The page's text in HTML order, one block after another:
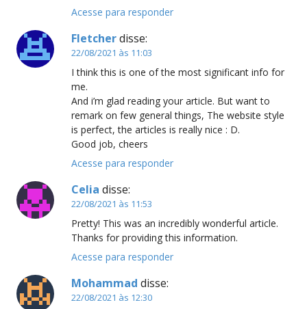
Acesse para responder
Fletcherdisse:
22/08/2021 às 11:03
I think this is one of the most significant info for
me.
And i’m glad reading your article. But want to
remark on few general things, The website style
is perfect, the articles is really nice : D.
Good job, cheers
Acesse para responder
Celia disse:
22/08/2021 às 11:53
Pretty! This was an incredibly wonderful article.
Thanks for providing this information.
Acesse para responder
Mohammad disse:
22/08/2021 às 12:30